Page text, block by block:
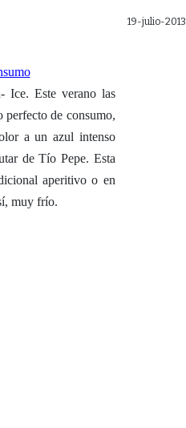
19-julio-2013
Ice. Este verano las
perfecto de consumo,
a un azul intenso
de Tío Pepe. Esta
aperitivo o en
muy frío.